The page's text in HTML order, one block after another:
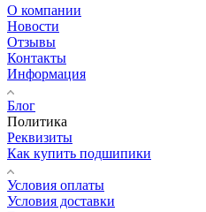
О компании
Новости
Отзывы
Контакты
Информация
Блог
Политика
Реквизиты
Как купить подшипики
Условия оплаты
Условия доставки